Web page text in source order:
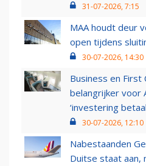
31-07-2026, 7:15
MAA houdt deur
open tijdens
30-07-2026, 14:30
Business en First
belangrijker voor
‘investering
30-07-2026, 12:10
Nabestaanden
Duitse staat aan,